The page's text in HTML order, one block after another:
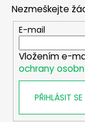
Nezmeškejte
E-mail
Vložením e-
ochrany
PŘIHLÁSIT SE